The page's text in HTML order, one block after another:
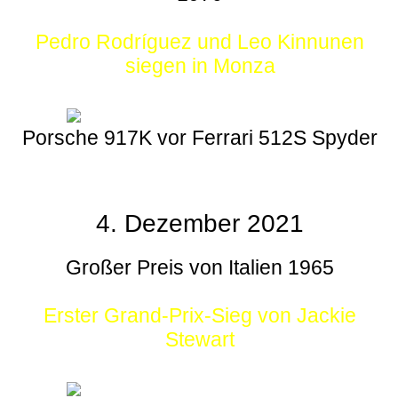
Pedro Rodríguez und Leo Kinnunen
siegen in Monza
Porsche 917K vor Ferrari 512S Spyder
4. Dezember 2021
Großer Preis von Italien 1965
Erster Grand-Prix-Sieg von Jackie
Stewart